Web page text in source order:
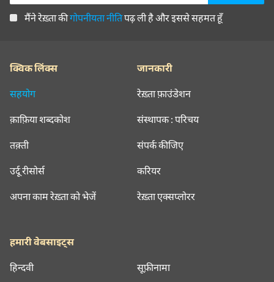
मैंने रेख़्ता कीगोपनीयता नीतिपढ़ ली है और इससे सहमत हूँ
क्विक लिंक्स
सहयोग
क़ाफ़िया शब्दकोश
तक़्ती
उर्दू रीसोर्स
अपना काम रेख़्ता को भेजें
जानकारी
रेख़्ता फ़ाउंडेशन
संस्थापक : परिचय
संपर्क कीजिए
करियर
रेख़्ता एक्सप्लोरर
हमारी वेबसाइट्स
हिन्दवी सूफ़ीनामा